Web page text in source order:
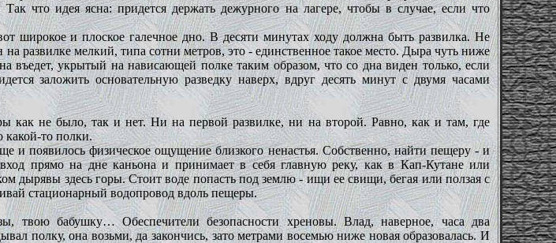
что идея ясна: придется держать дежурного на лагере, чтобы в случае, если что
широкое и плоское галечное дно. В десяти минутах ходу должна быть развилка. Не
развилке мелкий, типа сотни метров, это - единственное такое место. Дыра чуть ниже
укрытый на нависающей полке таким образом, что со дна виден только, если
заложить основательную разведку наверх, вдруг десять минут с двумя часами
как не было, так и нет. Ни на первой развилке, ни на второй. Равно, как и там, где
какой-то полки.
и появилось физическое ощущение близкого ненастья. Собственно, найти пещеру - и
прямо на дне каньона и принимает в себя главную реку, как в Кап-Кутане или
дырявы здесь горы. Стоит воде попасть под землю - ищи ее свищи, бегая или ползая с
стационарный водопровод вдоль пещеры.
твою бабушку… Обеспечители безопасности хреновы. Влад, наверное, часа два
полку, она возьми, да закончись, зато метрами восемью ниже новая образовалась. И